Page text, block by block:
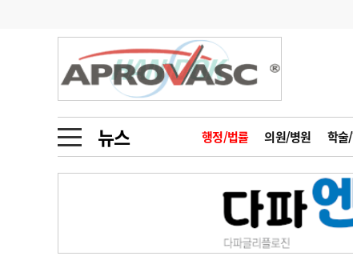
뉴스 행정/법률 의원/병원 학술
금주의 검색어
1
의사인력 수급
2
성분명 처방
3
AI의료
4
전공의 모집 결
메디인포 인사
오피니언 칼럼
인물 초대석 피플
동영상뉴스
포토뉴스
메디 Hospital 지역병원 중소병원
2026년 하반기 인턴 모집
마취통증의학과 임기제 임상의사 채용